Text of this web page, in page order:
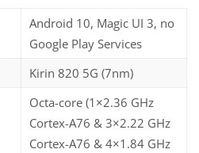
Android 10, Magic UI 3, no
Google Play Services
Kirin 820 5G (7nm)
Octa-core (1×2.36 GHz
Cortex-A76 & 3×2.22 GHz
Cortex-A76 & 4×1.84 GHz